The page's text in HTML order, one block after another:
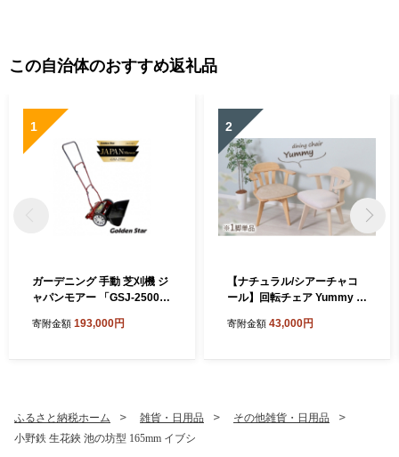
この自治体のおすすめ返礼品
1
ガーデニング 手動 芝刈機 ジ
ャパンモアー 「GSJ-2500」
り機 芝刈り 家庭用 静音 軽量
寄附金額 193,000円
2
【ナチュラル/シアーチャコ
ール】回転チェア Yummy gr
品 椅子 チェア 家具 インテリ
寄附金額 43,000円
ふるさと納税ホーム 雑貨・日用品
その他雑貨・日用品
小野鉄 生花鋏 池の坊型 165mm イブシ